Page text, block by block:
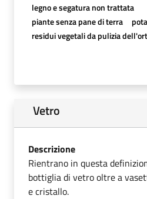
legno e segatura non trattata
piante senza pane di terra
residui vegetali da pulizia
Vetro
Descrizione
Rientrano in questa
bottiglia di vetro oltre a
e cristallo.